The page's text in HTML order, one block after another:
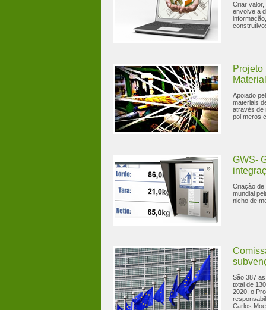
Criar
envolve a
Apoiado
materiais
através de
polímeros
GWS-
Criação de
mundial
nicho de
São 387
total de
2020, o
Carlos